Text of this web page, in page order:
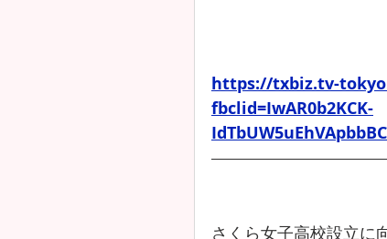
https://txbiz.tv-
fbclid=IwAR0b2KCK-
さくら女子高校設立に